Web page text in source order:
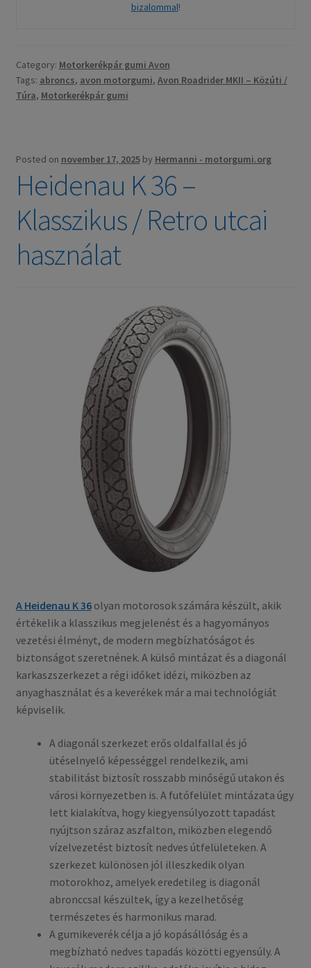
bizalommal!
Category: Motorkerékpár gumi Avon
Tags: abroncs, avon motorgumi, Avon Roadrider MKII – Közúti /
Túra, Motorkerékpár gumi
Posted on november 17, 2025 by Hermanni - motorgumi.org
Heidenau K 36 –
Klasszikus / Retro utcai
használat
A Heidenau K 36olyan motorosok számára készült, akik
értékelik a klasszikus megjelenést és a hagyományos
vezetési élményt, de modern megbízhatóságot és
biztonságot szeretnének. A külső mintázat és a diagonál
karkaszszerkezet a régi időket idézi, miközben az
anyaghasználat és a keverékek már a mai technológiát
képviselik.
A diagonál szerkezet erős oldalfallal és jó
ütéselnyelő képességgel rendelkezik, ami
stabilitást biztosít rosszabb minőségű utakon és
városi környezetben is. A futófelület mintázata úgy
lett kialakítva, hogy kiegyensúlyozott tapadást
nyújtson száraz aszfalton, miközben elegendő
vízelvezetést biztosít nedves útfelületeken. A
szerkezet különösen jól illeszkedik olyan
motorokhoz, amelyek eredetileg is diagonál
abronccsal készültek, így a kezelhetőség
természetes és harmonikus marad.
A gumikeverék célja a jó kopásállóság és a
megbízható nedves tapadás közötti egyensúly. A